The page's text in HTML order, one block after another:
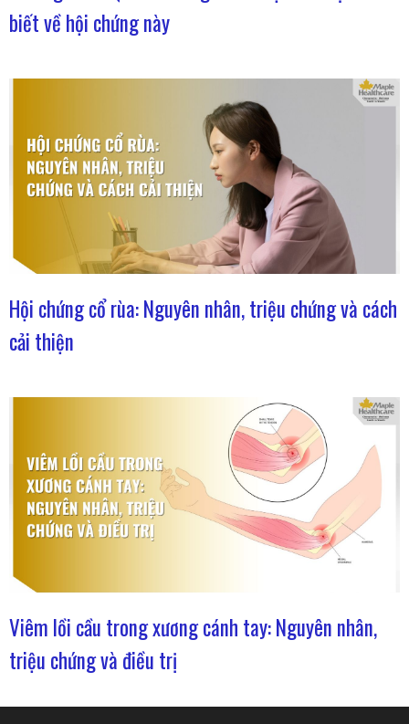
biết về hội chứng này
Hội chứng cổ rùa: Nguyên nhân, triệu chứng và cách
cải thiện
Viêm lồi cầu trong xương cánh tay: Nguyên nhân,
triệu chứng và điều trị